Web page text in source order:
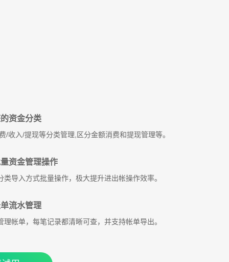
资金分类
/收入/提现等分类管理,区分金额消费和提现管理等。
资金管理操作
类导入方式批量操作，极大提升进出帐操作效率。
流水管理
理帐单，每笔记录都清晰可查，并支持帐单导出。